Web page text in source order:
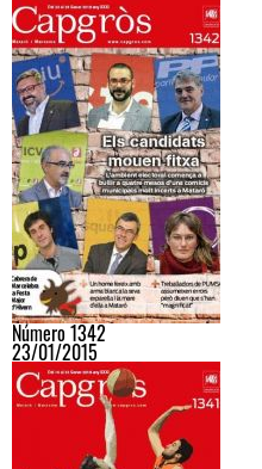
Número 1342
23/01/2015